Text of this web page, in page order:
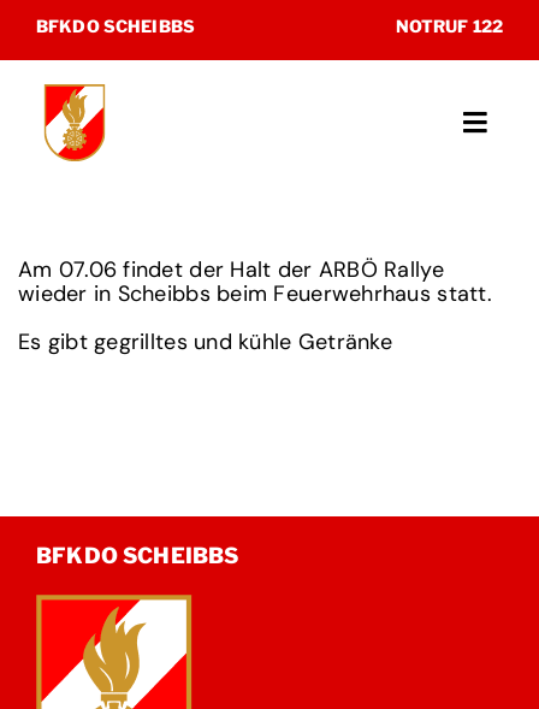
Inhalt
springen
BFKDO SCHEIBBS NOTRUF 122
Katastrophenhilfsdienst
Sonderdienste
Am 07.06 findet der Halt der ARBÖ Rallye
wieder in Scheibbs beim Feuerwehrhaus statt.
Es gibt gegrilltes und kühle Getränke
BFKDO SCHEIBBS